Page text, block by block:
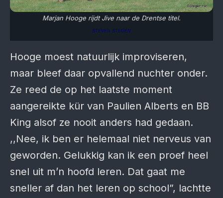
Marjan Hooge rijdt Jive naar de Drentse titel.
STEVEN STEGEN
Hooge moest natuurlijk improviseren,
maar bleef daar opvallend nuchter onder.
Ze reed de op het laatste moment
aangereikte kür van Paulien Alberts en BB
King alsof ze nooit anders had gedaan.
,,Nee, ik ben er helemaal niet nerveus van
geworden. Gelukkig kan ik een proef heel
snel uit m’n hoofd leren. Dat gaat me
sneller af dan het leren op school”, lachtte